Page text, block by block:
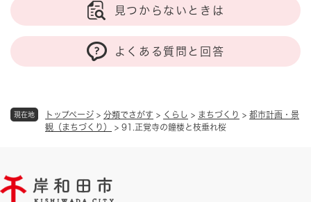
現在地 トップページ > 分類でさがす > くらし > まちづくり > 都市計画・景
観（まちづくり）
> 91.正覚寺の鐘楼と枝垂れ桜
見つからないときは
よくある質問と回答